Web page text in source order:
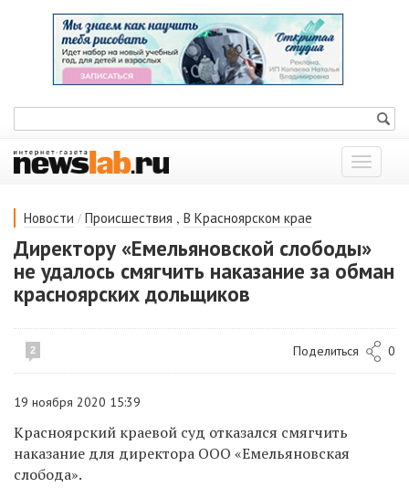
Показать
меню
Новости / Происшествия , В Красноярском крае
Директору «Емельяновской слободы»
не удалось смягчить наказание за обман
красноярских дольщиков
2 Поделиться 0
19 ноября 2020 15:39
Красноярский краевой суд отказался смягчить
наказание для директора ООО «Емельяновская
слобода».